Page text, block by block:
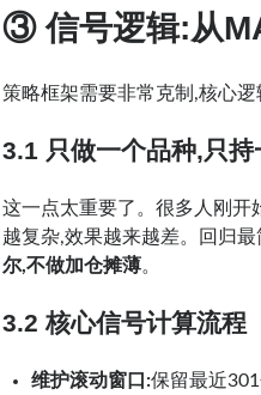
③ 信号逻辑:从
策略框架需要非常克制,核心逻
3.1 只做一个品种,只持
这一点太重要了。很多人刚开
越复杂,效果越来越差。回归最
尔,不做加仓摊薄。
3.2 核心信号计算流程
维护滚动窗口:保留最近